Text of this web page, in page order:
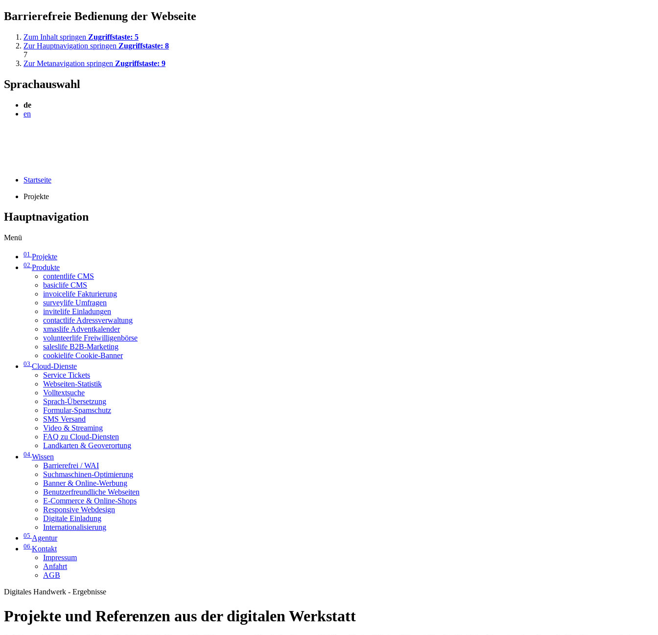
Barrierefreie Bedienung der Webseite
Zum Inhalt springen Zugriffstaste: 5
Zur Hauptnavigation springen Zugriffstaste: 8
7
Zur Metanavigation springen Zugriffstaste: 9
Sprachauswahl
de
en
Startseite
Projekte
Hauptnavigation
Menü
01 Projekte
02 Produkte
contentlife CMS
basiclife CMS
invoicelife Fakturierung
surveylife Umfragen
invitelife Einladungen
contactlife Adressverwaltung
xmaslife Adventkalender
volunteerlife Freiwilligenbörse
saleslife B2B-Marketing
cookielife Cookie-Banner
03 Cloud-Dienste
Service Tickets
Webseiten-Statistik
Volltextsuche
Sprach-Übersetzung
Formular-Spamschutz
SMS Versand
Video & Streaming
FAQ zu Cloud-Diensten
Landkarten & Geoverortung
04 Wissen
Barrierefrei / WAI
Suchmaschinen-Optimierung
Banner & Online-Werbung
Benutzerfreundliche Webseiten
E-Commerce & Online-Shops
Responsive Webdesign
Digitale Einladung
Internationalisierung
05 Agentur
06 Kontakt
Impressum
Anfahrt
AGB
Digitales Handwerk - Ergebnisse
Projekte und Referenzen aus der digitalen Werkstatt